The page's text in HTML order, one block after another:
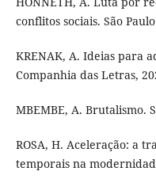
conflitos sociais. São
KRENAK, A. Ideias para
Companhia das Letras,
MBEMBE, A. Brutalismo.
ROSA, H. Aceleração: a
temporais na